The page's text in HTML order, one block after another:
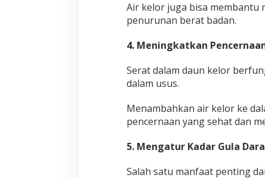
T
e
a
t
i
Air kelor juga bisa membantu
penurunan berat badan.
4. Meningkatkan
Serat dalam daun kelor
dalam usus.
Menambahkan air kelor ke
pencernaan yang sehat dan
5. Mengatur Kadar Gula
Salah satu manfaat penting